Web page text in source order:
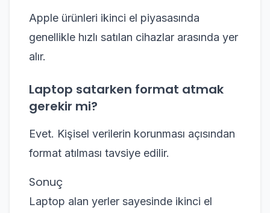
Apple ürünleri ikinci el piyasasında
genellikle hızlı satılan cihazlar arasında yer
alır.
Laptop satarken format atmak
gerekir mi?
Evet. Kişisel verilerin korunması açısından
format atılması tavsiye edilir.
Sonuç
Laptop alan yerler sayesinde ikinci el